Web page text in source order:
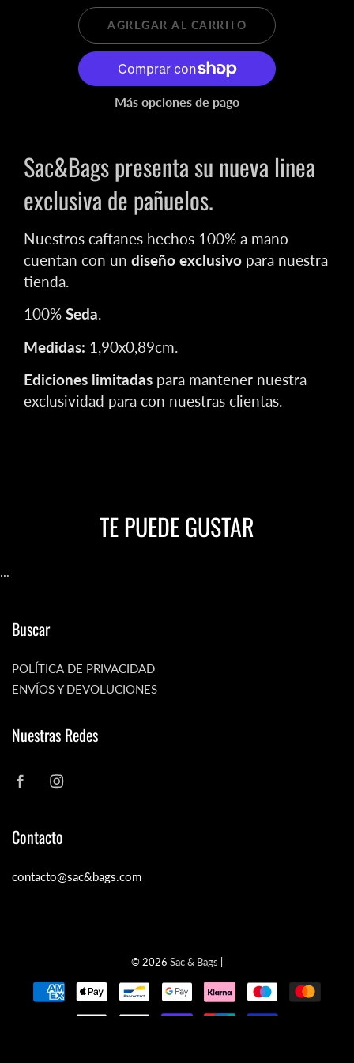
AGREGAR AL CARRITO
Más opciones de pago
Sac&Bags presenta su nueva linea
exclusiva de pañuelos.
Nuestros caftanes hechos 100% a mano
cuentan con un diseño exclusivo para nuestra
tienda.
100% Seda.
Medidas: 1,90x0,89cm.
Ediciones limitadas para mantener nuestra
exclusividad para con nuestras clientas.
TE PUEDE GUSTAR
...
Buscar
POLÍTICA DE PRIVACIDAD
ENVÍOS Y DEVOLUCIONES
Nuestras Redes
Contacto
contacto@sac&bags.com
© 2026 Sac & Bags